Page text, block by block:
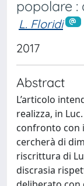
popolare :
L. Floridi
2017
Abstract
L’articolo
realizza, in
confronto con
cercherà di
riscrittura di
discrasia